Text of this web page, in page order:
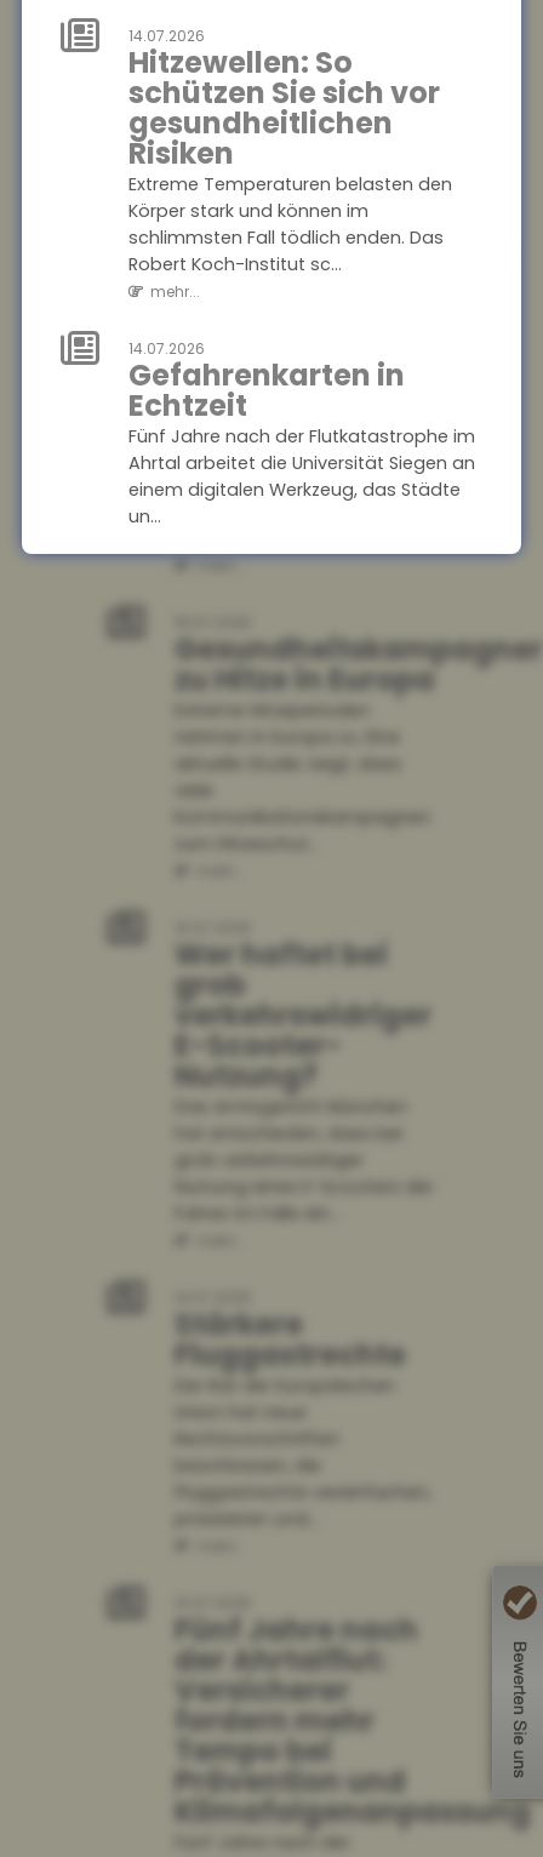
14.07.2026
Hitzewellen: So
schützen Sie sich vor
gesundheitlichen
Risiken
Extreme Temperaturen belasten den
Körper stark und können im
schlimmsten Fall tödlich enden. Das
Robert Koch-Institut sc...
mehr...
14.07.2026
Gefahrenkarten in
Echtzeit
Fünf Jahre nach der Flutkatastrophe im
Ahrtal arbeitet die Universität Siegen an
einem digitalen Werkzeug, das Städte
un...
14.07.2026
Soziale Medien in den
Ferien
Die Sommerferien bieten Jugendlichen
Badesee zu entsp...
Mannheim und der
Technischen Universität
München zeigt: Die
Persönlichkeit von
Gründer:innen entsche...
mehr...
Wohnungseigentümer
können Einbau
Splitgeräten
verlangen
Der Bundesgerichtshof hat
entschieden, dass
Wohnungseigentümer unter
bestimmten
mehr...
zu Hitze in Europa
Wer haftet bei
grob
verkehrswidriger
E-Scooter-
Nutzung?
Stärkere
Fluggastrechte
Fünf Jahre nach
der Ahrtalflut:
Versicherer
fordern mehr
Tempo bei
Prävention und
Klimafolgenanpassung